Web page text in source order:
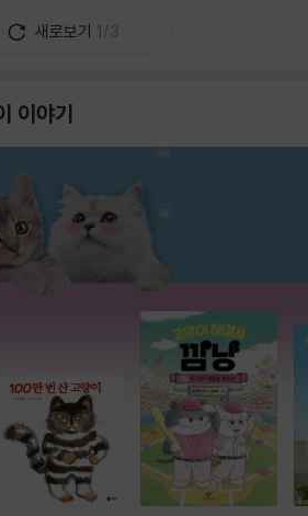
새로보기 1/3
이야기